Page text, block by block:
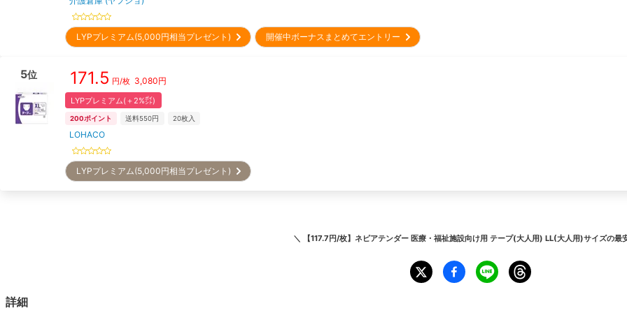
LYPプレミアム(5,000円相当プレゼント) 開催中ボーナスまとめてエントリー
5位 171.5 円/枚 3,080円
LYPプレミアム(＋2%㌽)
200ポイント 送料550円 20枚入
LOHACO
LYPプレミアム(5,000円相当プレゼント)
＼ 【117.7円/枚】ネピアテンダー 医療・福祉施設向け用 テープ(大人用) LL(大人用)サイズの最
詳細